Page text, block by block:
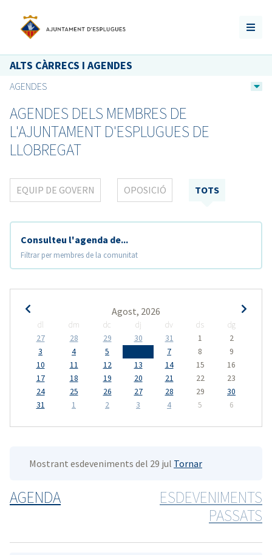
ALTS CÀRRECS I AGENDES
AGENDES
AGENDES DELS MEMBRES DE
L'AJUNTAMENT D'ESPLUGUES DE
LLOBREGAT
EQUIP DE GOVERN OPOSICIÓ TOTS
Consulteu l'agenda de...
Filtrar per membres de la comunitat
Agost, 2026
dl dm dc dj dv ds
dg
27
28 29 30 31 1
2
3
4 5 7 8
9
10
11 12 13 14 15
16
17
18 19 20 21 22
23
24
25 26 27 28 29
30
31
1 2 3 4 5 6
Mostrant esdeveniments del 29 jul Tornar
AGENDA
ESDEVENIMENTS
PASSATS